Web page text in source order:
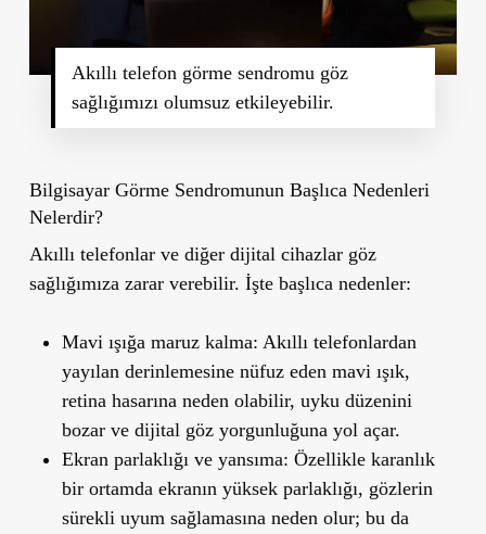
Akıllı telefon görme sendromu göz
sağlığımızı olumsuz etkileyebilir.
Bilgisayar Görme Sendromunun Başlıca Nedenleri
Nelerdir?
Akıllı telefonlar ve diğer dijital cihazlar göz
sağlığımıza zarar verebilir. İşte başlıca nedenler:
Mavi ışığa maruz kalma: Akıllı telefonlardan
yayılan derinlemesine nüfuz eden mavi ışık,
retina hasarına neden olabilir, uyku düzenini
bozar ve dijital göz yorgunluğuna yol açar.
Ekran parlaklığı ve yansıma: Özellikle karanlık
bir ortamda ekranın yüksek parlaklığı, gözlerin
sürekli uyum sağlamasına neden olur; bu da